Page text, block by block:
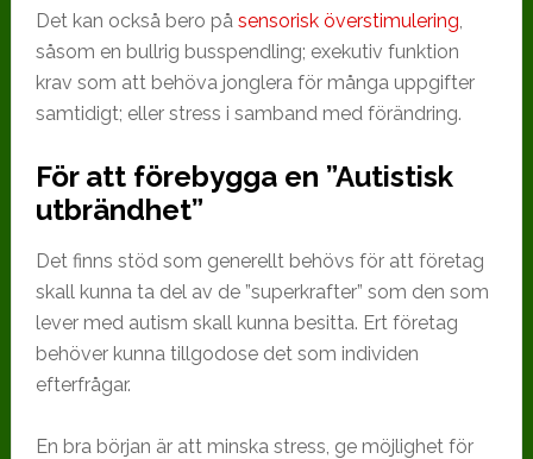
Det kan också bero på sensorisk överstimulering
såsom en bullrig busspendling; exekutiv funktion
krav som att behöva jonglera för många uppgifter
samtidigt; eller stress i samband med förändring.
För att förebygga en ”Autistisk
utbrändhet”
Det finns stöd som generellt behövs för att företag
skall kunna ta del av de ”superkrafter” som den som
lever med autism skall kunna besitta. Ert företag
behöver kunna tillgodose det som individen
efterfrågar.
En bra början är att minska stress, ge möjlighet för